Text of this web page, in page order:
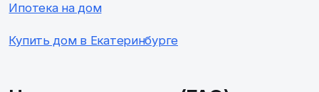
Ипотека на дом
Купить дом в Екатеринбурге